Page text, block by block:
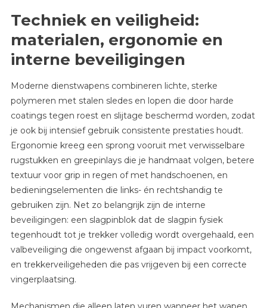
Techniek en veiligheid:
materialen, ergonomie en
interne beveiligingen
Moderne dienstwapens combineren lichte, sterke
polymeren met stalen sledes en lopen die door harde
coatings tegen roest en slijtage beschermd worden, zodat
je ook bij intensief gebruik consistente prestaties houdt.
Ergonomie kreeg een sprong vooruit met verwisselbare
rugstukken en greepinlays die je handmaat volgen, betere
textuur voor grip in regen of met handschoenen, en
bedieningselementen die links- én rechtshandig te
gebruiken zijn. Net zo belangrijk zijn de interne
beveiligingen: een slagpinblok dat de slagpin fysiek
tegenhoudt tot je trekker volledig wordt overgehaald, een
valbeveiliging die ongewenst afgaan bij impact voorkomt,
en trekkerveiligeheden die pas vrijgeven bij een correcte
vingerplaatsing.